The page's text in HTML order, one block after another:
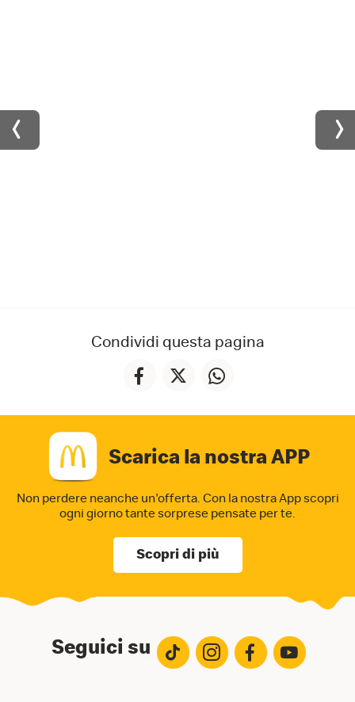
Condividi questa pagina
Scarica la nostra APP
Non perdere neanche un'offerta. Con la nostra App scopri
ogni giorno tante sorprese pensate per te.
Scopri di più
Seguici su